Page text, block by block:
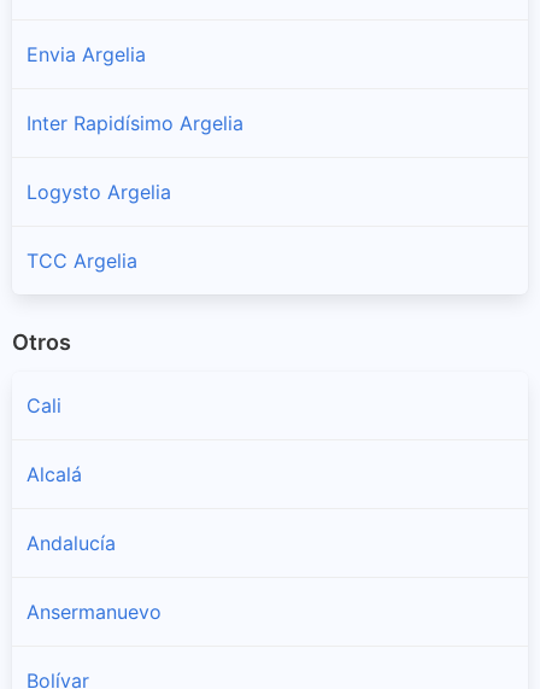
Envia Argelia
Inter Rapidísimo Argelia
Logysto Argelia
TCC Argelia
Otros
Cali
Alcalá
Andalucía
Ansermanuevo
Bolívar